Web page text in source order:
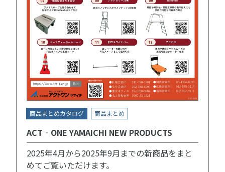
商品まとめカタログ 商品まとめ
ACT‐ONE YAMAICHI NEW PRODUCTS
2025年4月から2025年9月までの新商品をまと
めてご覧いただけます。